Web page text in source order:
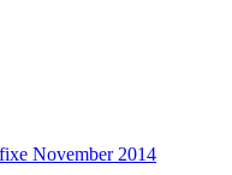
November 2014